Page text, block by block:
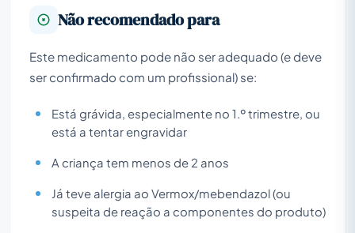
Não recomendado para
Este medicamento pode não ser adequado (e deve
ser confirmado com um profissional) se:
Está grávida, especialmente no 1.º trimestre, ou
está a tentar engravidar
A criança tem menos de 2 anos
Já teve alergia ao Vermox/mebendazol (ou
suspeita de reação a componentes do produto)